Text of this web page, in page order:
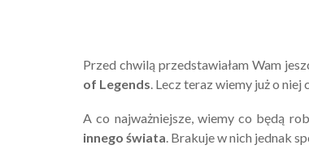
Przed chwilą przedstawiałam Wam
of Legends . Lecz teraz wiemy już o niej
A co najważniejsze, wiemy co będą
innego świata . Brakuje w nich jednak